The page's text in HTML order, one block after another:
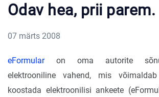
Odav hea, prii parem.
07 märts 2008
eFormularon oma autorite
elektrooniline vahend, mis
koostada elektroonilisi ankeete